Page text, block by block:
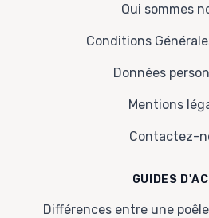
Qui sommes
Conditions
Données
Mentions
Contactez-
GUIDES
Différences entre une